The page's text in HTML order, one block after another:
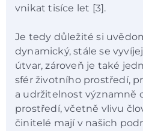
vnikat tisíce let [3].
Je tedy důležité si
dynamický, stále se
útvar, zároveň je také
sfér životního prostředí,
a udržitelnost významně
prostředí, včetně vlivu
činitelé mají v našich